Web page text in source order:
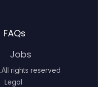
FAQs
Jobs
.All rights reserved
Legal